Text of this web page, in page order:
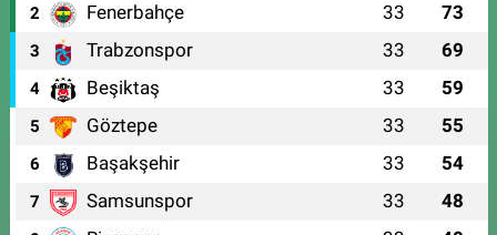
2 Fenerbahçe 33 73
3 Trabzonspor 33 69
4 Beşiktaş 33 59
5 Göztepe 33 55
6 Başakşehir 33 54
7 Samsunspor 33 48